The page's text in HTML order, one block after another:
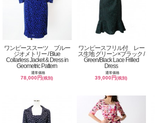
ワンピーススーツ ブルー
ジオメトリー / Blue
Collarless Jacket & Dress in
Geometric Pattern
通常価格
78,000円(税別)
ワンピースフリル付 レー
ス生地 グリーン×ブラック /
Green/Black Lace Frilled
Dress
通常価格
39,000円(税別)